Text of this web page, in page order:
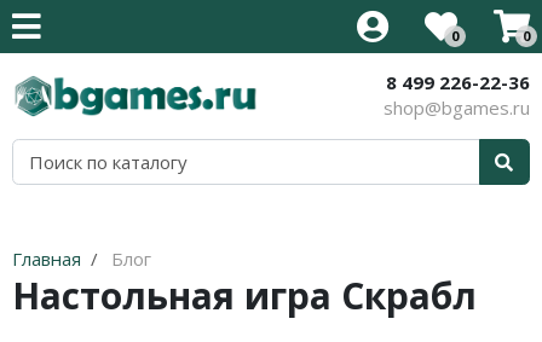
0 0
8 499 226-22-36
shop@bgames.ru
Главная Блог
Настольная игра Скрабл
Все товары
Стратегии на английском
Карточные на английском
Кооперативные на английском
Все товары
Новинки
Хиты продаж
Детям
Все товары
Активити / Activity
Alias / Скажи Иначе
Дженга/Башня
Все товары
500 злобных карт
Blood Rage
Elder Sign
Все товары
Иннистрад: Багровая Клятва
Иннистрад: Полночная Охота
Королевствах
Стриксхейвен: Школа Магов
Все товары
Аксессуары
Протекторы
Все товары
Наборы протекторов
Все товары
Уцененный товар
Акция